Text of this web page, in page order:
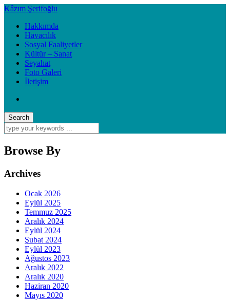
Kâzım Şerifoğlu
Hakkımda
Havacılık
Sosyal Faaliyetler
Kültür – Sanat
Seyahat
Foto Galeri
İletişim
Browse By
Archives
Ocak 2026
Eylül 2025
Temmuz 2025
Aralık 2024
Eylül 2024
Şubat 2024
Eylül 2023
Ağustos 2023
Aralık 2022
Aralık 2020
Haziran 2020
Mayıs 2020